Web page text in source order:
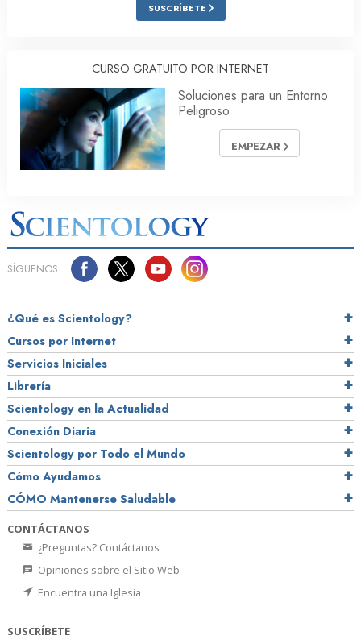
SUSCRÍBETE
CURSO GRATUITO POR INTERNET
Soluciones para un Entorno
Peligroso
EMPEZAR
SÍGUENOS
¿Qué es Scientology?
Cursos por Internet
Servicios Iniciales
Librería
Scientology en la Actualidad
Conexión Diaria
Scientology por Todo el Mundo
Cómo Ayudamos
CÓMO Mantenerse Saludable
CONTÁCTANOS
¿Preguntas? Contáctanos
Opiniones sobre el Sitio Web
Encuentra una Iglesia
SUSCRÍBETE